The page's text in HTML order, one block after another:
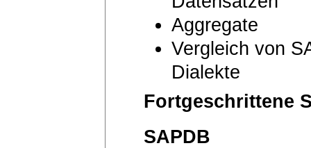
Aggregate
Vergleich von
Dialekte
Fortgeschrittene
SAPDB